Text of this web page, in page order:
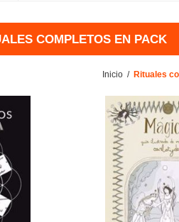
COMPLETOS EN PACK
Inicio / Rituales